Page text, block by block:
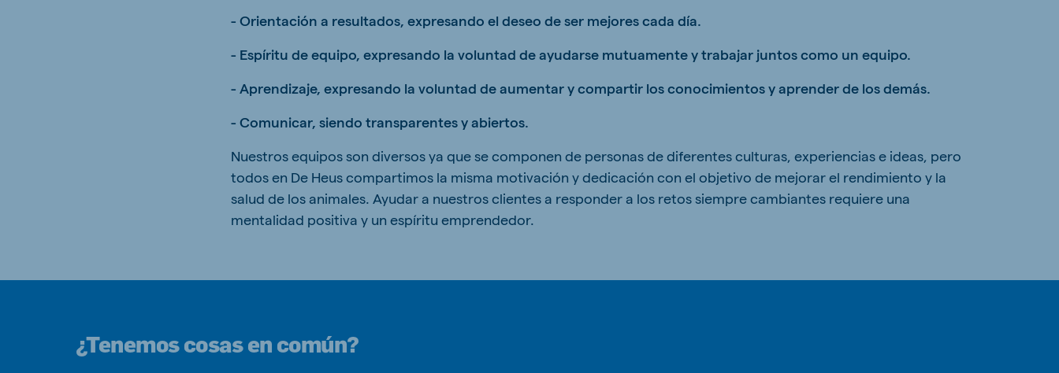
- Orientación a resultados, expresando el deseo de ser mejores cada día.
- Espíritu de equipo, expresando la voluntad de ayudarse mutuamente y trabajar juntos como un equipo.
- Aprendizaje, expresando la voluntad de aumentar y compartir los conocimientos y aprender de los demás.
- Comunicar, siendo transparentes y abiertos.
Nuestros equipos son diversos ya que se componen de personas de diferentes culturas, experiencias e ideas, pero
todos en De Heus compartimos la misma motivación y dedicación con el objetivo de mejorar el rendimiento y la
salud de los animales. Ayudar a nuestros clientes a responder a los retos siempre cambiantes requiere una
mentalidad positiva y un espíritu emprendedor.
¿Tenemos cosas en común?